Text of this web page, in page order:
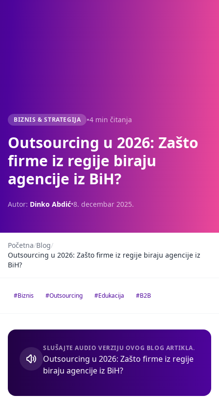
BIZNIS & STRATEGIJA •4 min čitanja
Outsourcing u 2026: Zašto
firme iz regije biraju
agencije iz BiH?
Autor: Dinko Abdić•8. decembar 2025.
Početna/Blog/
Outsourcing u 2026: Zašto firme iz regije biraju agencije iz
BiH?
#Biznis #Outsourcing #Edukacija #B2B
SLUŠAJTE AUDIO VERZIJU OVOG BLOG ARTIKLA.
Outsourcing u 2026: Zašto firme iz regije
biraju agencije iz BiH?